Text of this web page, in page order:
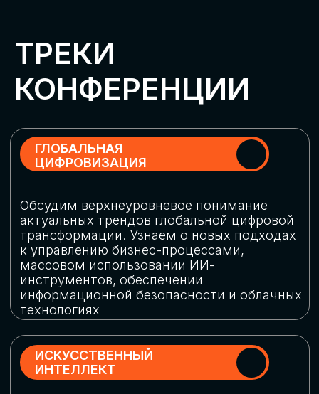
Выясним, как в наши дни уверенно
защищать свой бизнес от киберугроз
ЦИФРОВИЗАЦИЯ
МАРКЕТИНГА И ПРОДАЖ
Обменяемся опытом, какие ИИ-решения
в маркетинге и продажах наиболее
рекламными кампаниями показывают
наибольшую эффективность
РОБОТИЗАЦИЯ
Узнаем, в каких отраслях ИИ
«материализуется», какие роботы
решают сложные бизнес-задачи, а где
только обсуждают концепции
роботизации и потенциальные бюджеты
на тестирование образцов